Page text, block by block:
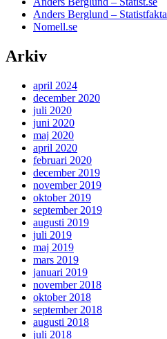
Anders Berglund – Statistfakta
Nomell.se
Arkiv
april 2024
december 2020
juli 2020
juni 2020
maj 2020
april 2020
februari 2020
december 2019
november 2019
oktober 2019
september 2019
augusti 2019
juli 2019
maj 2019
mars 2019
januari 2019
november 2018
oktober 2018
september 2018
augusti 2018
juli 2018